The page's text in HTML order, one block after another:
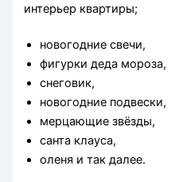
интерьер квартиры;
новогодние свечи,
фигурки деда мороза,
снеговик,
новогодние подвески,
мерцающие звёзды,
санта клауса,
оленя и так далее.